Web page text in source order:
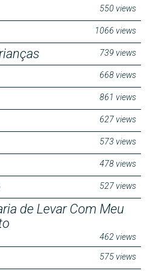
550 views
1066 views
739 views
668 views
861 views
627 views
573 views
478 views
527 views
de Levar Com Meu
462 views
575 views